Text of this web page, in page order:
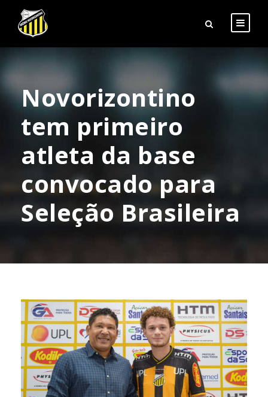
Novorizontino
tem primeiro
atleta da base
convocado para
Seleção Brasileira